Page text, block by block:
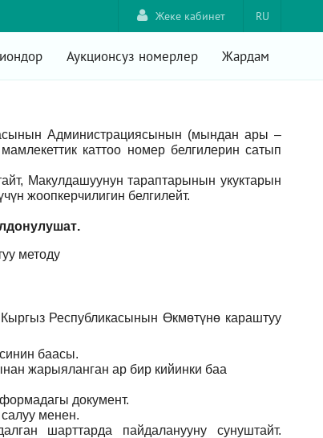
RU
Жеке кабинет
Аукционсуз номерлер Жардам
Администрациясынын (мындан ары –
каттоо номер белгилерин сатып
Макулдашуунун тараптарынын укуктарын
жоопкерчилигин белгилейт.
.
методу
Республикасынын Өкмөтүнө караштуу
баасы.
жарыяланган ар бир кийинки баа
документ.
менен.
шарттарда пайдаланууну сунуштайт.